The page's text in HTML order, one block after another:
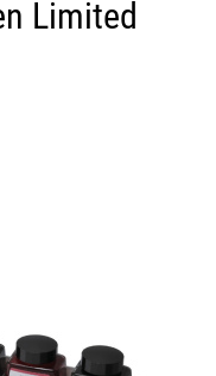
Limited